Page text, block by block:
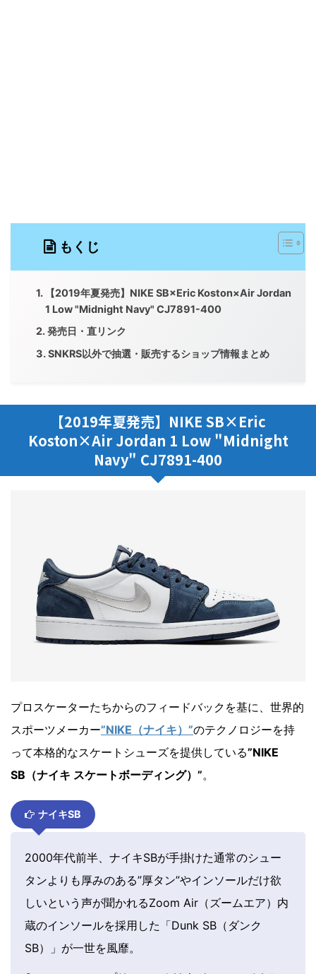
もくじ
【2019年夏発売】NIKE SB×Eric Koston×Air Jordan
1 Low "Midnight Navy" CJ7891-400
発売日・直リンク
SNKRS以外で抽選・販売するショップ情報まとめ
【2019年夏発売】NIKE SB×Eric
Koston×Air Jordan 1 Low "Midnight
Navy" CJ7891-400
プロスケーターたちからのフィードバックを基に、世界的
スポーツメーカー”NIKE（ナイキ）”のテクノロジーを持
って本格的なスケートシューズを提供している”NIKE
SB（ナイキ スケートボーディング）”。
ナイキSB
2000年代前半、ナイキSBが手掛けた通常のシュー
タンよりも厚みのある”厚タン”やインソールだけ欲
しいという声が聞かれるZoom Air（ズームエア）内
蔵のインソールを採用した「Dunk SB（ダンク
SB）」が一世を風靡。